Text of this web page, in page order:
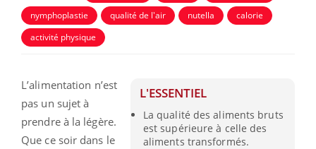
nymphoplastie
qualité de l'air nutella
calorie
activité physique
L'ESSENTIEL
La qualité des aliments bruts
est supérieure à celle des
aliments transformés.
L’alimentation n’est
pas un sujet à
prendre à la légère.
Que ce soir dans le